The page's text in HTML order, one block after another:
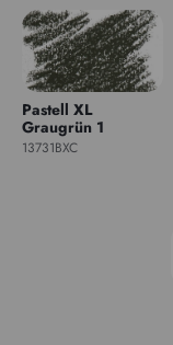
Pastell XL
Graugrün 1
13731BXC